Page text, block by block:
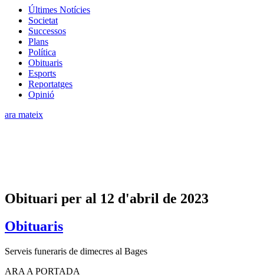
Últimes Notícies
Societat
Successos
Plans
Política
Obituaris
Esports
Reportatges
Opinió
ara mateix
Obituari per al 12 d'abril de 2023
Obituaris
Serveis funeraris de dimecres al Bages
ARA A PORTADA